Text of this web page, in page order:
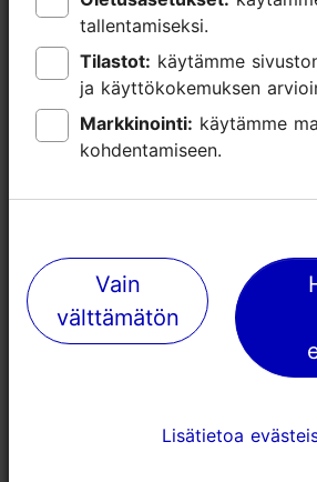
tallentamiseksi.
Tilastot:
ja käyttökokemuksen
Markkinointi:
kohdentamiseen.
Vain
välttämätön
Lisätietoa
tallentamiseksi.
Tilastot:
ja käyttökokemuksen
Markkinointi:
kohdentamiseen.
Vain
välttämätön
Lisätietoa